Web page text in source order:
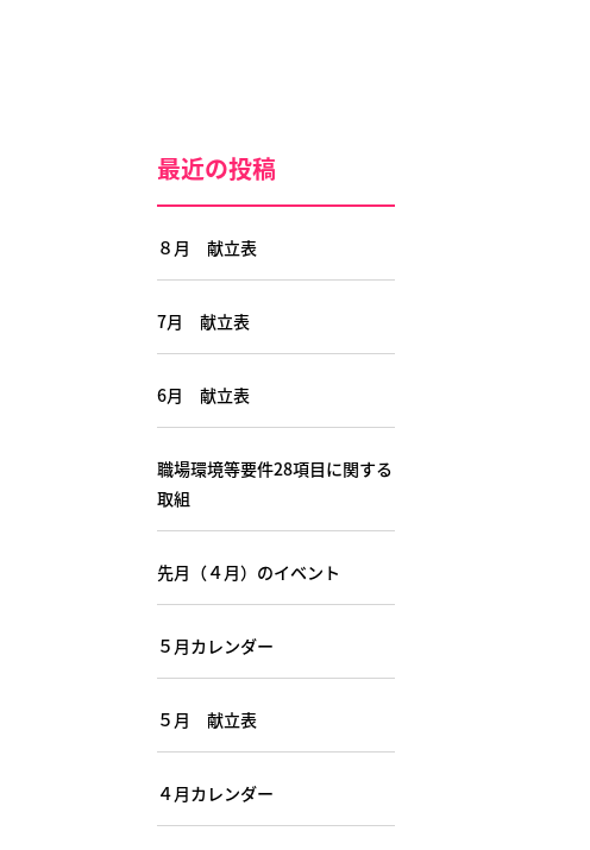
最近の投稿
８月 献立表
7月 献立表
6月 献立表
職場環境等要件28項目に関する
取組
先月（４月）のイベント
５月カレンダー
５月 献立表
４月カレンダー